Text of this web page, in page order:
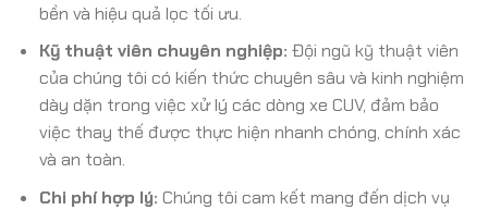
bền và hiệu quả lọc tối ưu.
Kỹ thuật viên chuyên nghiệp: Đội ngũ kỹ thuật viên
của chúng tôi có kiến thức chuyên sâu và kinh nghiệm
dày dặn trong việc xử lý các dòng xe CUV, đảm bảo
việc thay thế được thực hiện nhanh chóng, chính xác
và an toàn.
Chi phí hợp lý: Chúng tôi cam kết mang đến dịch vụ